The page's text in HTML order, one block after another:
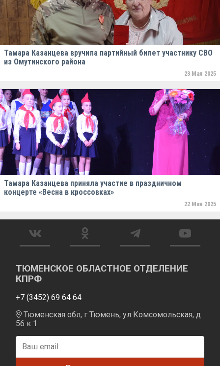
Тамара Казанцева вручила партийный билет участнику СВО
из Омутинского района
23 Мая 2025
Тамара Казанцева приняла участие в праздничном
концерте «Весна в кроссовках»
22 Мая 2025
ТЮМЕНСКОЕ ОБЛАСТНОЕ ОТДЕЛЕНИЕ
КПРФ
+7 (3452) 69 64 64
Тюменская обл, г Тюмень, ул Комсомольская, д
56 к 1